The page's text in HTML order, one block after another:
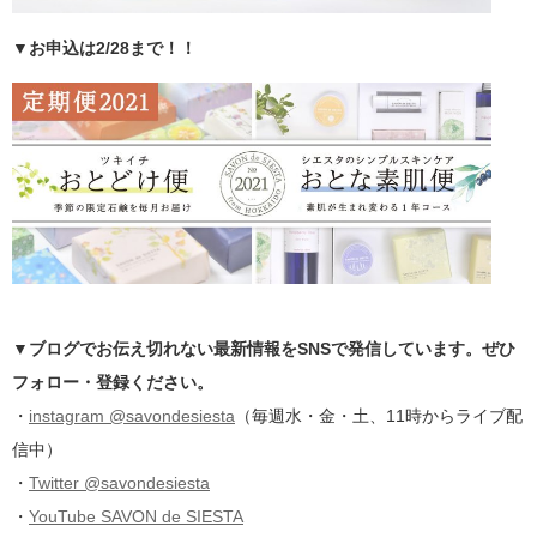
▼お申込は2/28まで！！
▼ブログでお伝え切れない最新情報をSNSで発信しています。ぜひ
フォロー・登録ください。
・ instagram @savondesiesta （毎週水・金・土、11時からライブ配
信中）
・ Twitter @savondesiesta
・ YouTube SAVON de SIESTA